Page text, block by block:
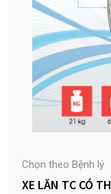
Chọn theo Bệnh lý
XE LĂN TC CÓ